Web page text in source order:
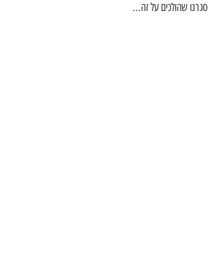
סגרנו שהולכים על זה...